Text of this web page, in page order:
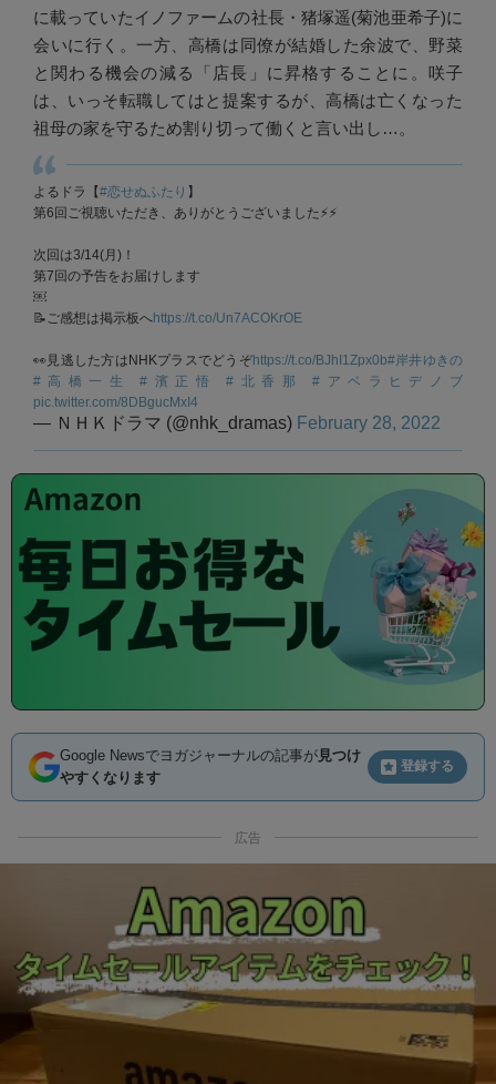
に載っていたイノファームの社長・猪塚遥(菊池亜希子)に
会いに行く。一方、高橋は同僚が結婚した余波で、野菜
と関わる機会の減る「店長」に昇格することに。咲子
は、いっそ転職してはと提案するが、高橋は亡くなった
祖母の家を守るため割り切って働くと言い出し…。
よるドラ【#恋せぬふたり 】
第6回ご視聴いただき、ありがとうございました⚡️⚡️
次回は3/14(月)！
第7回の予告をお届けします
￼
📝ご感想は掲示板へhttps://t.co/Un7ACOKrOE
👀見逃した方はNHKプラスでどうぞhttps://t.co/BJhI1Zpx0b#岸井ゆきの
#高橋一生
#濱正悟 #北香那
#アベラヒデノブ
pic.twitter.com/8DBgucMxI4
— ＮＨＫドラマ (@nhk_dramas) February 28, 2022
Google Newsでヨガジャーナルの記事が見つけ
やすくなります
登録する
広告